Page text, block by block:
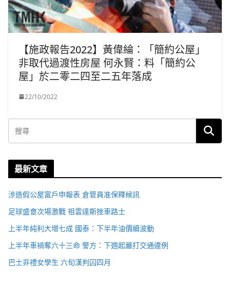
【施政報告2022】黃偉綸：「簡約公屋」
非取代過渡性房屋 何永賢：料「簡約公
屋」於二零二四至二五年落成
22/10/2022
最新文章
涉造假公屋富戶申報表 倉管員准保釋候訊
足球盛會次場激戰 祖雲達斯挫車路士
上半年純利大增七成 國泰：下半年油價續波動
上半年車禍奪六十三命 警方：下週起嚴打交通違例
巴士非禮女學生 六旬漢判囚四月